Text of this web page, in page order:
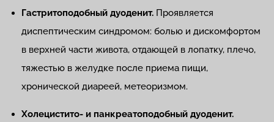
Гастритоподобный дуоденит. Проявляется
диспептическим синдромом: болью и дискомфортом
в верхней части живота, отдающей в лопатку, плечо,
тяжестью в желудке после приема пищи,
хронической диареей, метеоризмом.
Холецистито- и панкреатоподобный дуоденит.